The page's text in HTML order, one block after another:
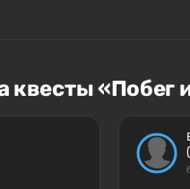
квесты «Побег